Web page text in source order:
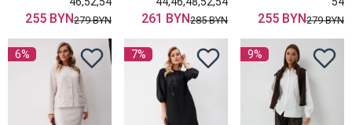
255 BYN279 BYN 261 BYN285 BYN 255 BYN279 BYN
6% 7% 9%